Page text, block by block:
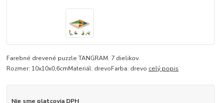
Farebné drevené puzzle TANGRAM. 7 dielikov.
Rozmer: 10x10x0,6cmMateriál: drevoFarba: drevo celý popis
Nie sme platcovia DPH